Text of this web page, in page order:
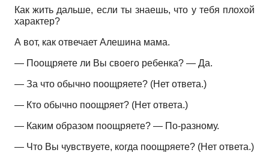
Как жить дальше, если ты знаешь, что у тебя плохой
характер?
А вот, как отвечает Алешина мама.
— Поощряете ли Вы своего ребенка? — Да.
— За что обычно поощряете? (Нет ответа.)
— Кто обычно поощряет? (Нет ответа.)
— Каким образом поощряете? — По-разному.
— Что Вы чувствуете, когда поощряете? (Нет ответа.)